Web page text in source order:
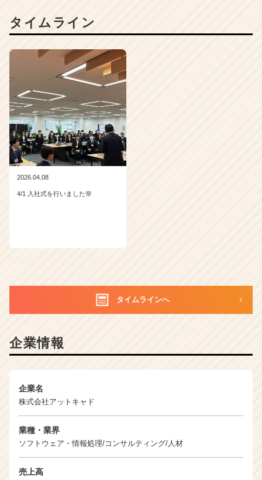
タイムライン
2026.04.08
4/1 入社式を行いました🌸
タイムラインへ
企業情報
企業名
株式会社アットキャド
業種・業界
ソフトウェア・情報処理/コンサルティング/人材
売上高